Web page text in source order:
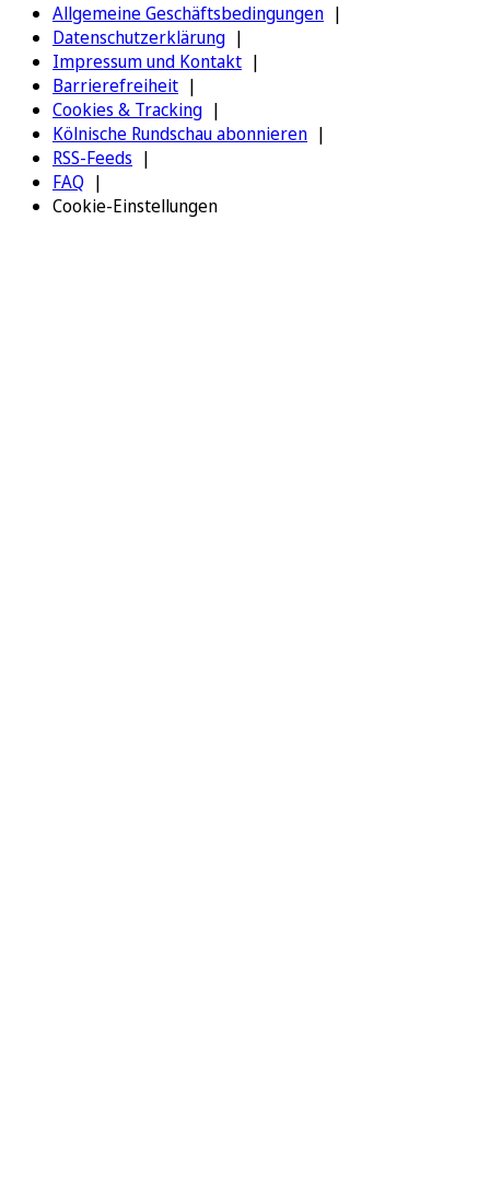
Allgemeine Geschäftsbedingungen
Datenschutzerklärung
Impressum und Kontakt
Barrierefreiheit
Cookies & Tracking
Kölnische Rundschau abonnieren
RSS-Feeds
FAQ
Cookie-Einstellungen